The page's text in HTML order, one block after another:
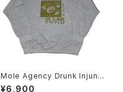
Mole Agency Drunk Injuns
スウェット 手刷り
¥6,900